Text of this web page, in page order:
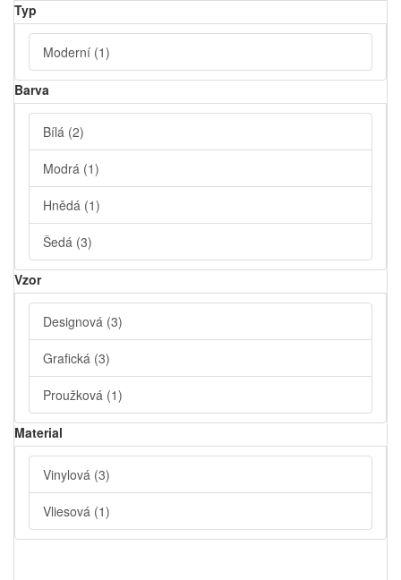
Typ
Moderní (1)
Barva
Bílá (2)
Modrá (1)
Hnědá (1)
Šedá (3)
Vzor
Designová (3)
Grafická (3)
Proužková (1)
Material
Vinylová (3)
Vliesová (1)